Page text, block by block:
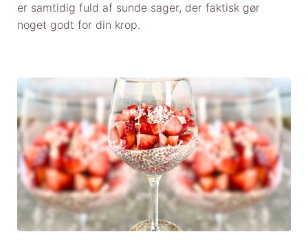
er samtidig fuld af sunde sager, der faktisk gør
noget godt for din krop.